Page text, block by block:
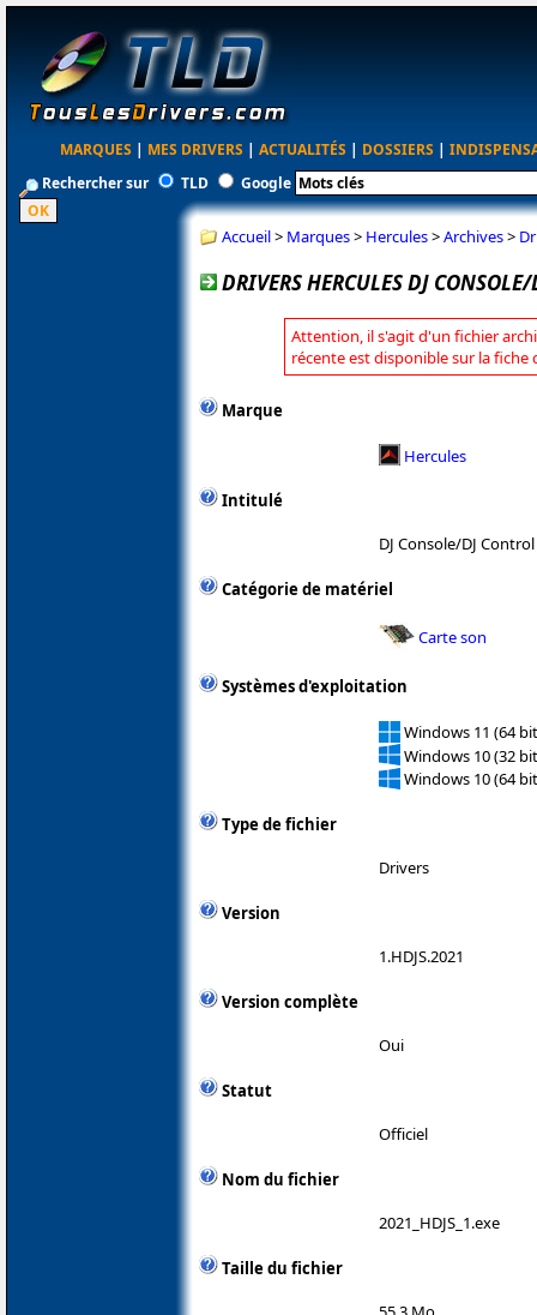
MARQUES | MES DRIVERS | ACTUALITÉS | DOSSIERS |
Rechercher sur
TLD Google
Accueil> Marques> Hercules>Archives>
DRIVERS HERCULES DJ
Attention, il s'agit d'un fichier
récente est disponible sur la fiche
Marque
Hercules
Intitulé
DJ Console/DJ Control
Catégorie de matériel
Carte son
Systèmes d'exploitation
Windows 11 (64
Windows 10 (32
Windows 10 (64
Type de fichier
Drivers
Version
1.HDJS.2021
Version complète
Oui
Statut
Officiel
Nom du fichier
2021_HDJS_1.exe
Taille du fichier